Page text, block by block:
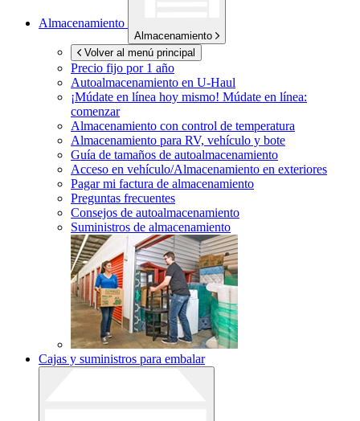
Almacenamiento
Almacenamiento
Volver al menú principal
Precio fijo por 1 año
Autoalmacenamiento en U-Haul
¡Múdate en línea hoy mismo! Múdate en línea:
comenzar
Almacenamiento con control de temperatura
Almacenamiento para RV, vehículo y bote
Guía de tamaños de autoalmacenamiento
Acceso en vehículo/Almacenamiento en exteriores
Pagar mi factura de almacenamiento
Preguntas frecuentes
Consejos de autoalmacenamiento
Suministros de almacenamiento
Cajas y suministros para embalar